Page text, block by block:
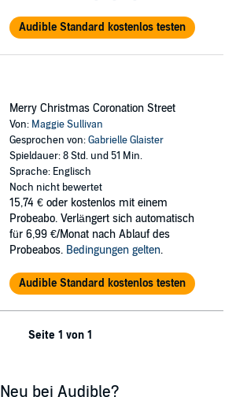
Audible Standard kostenlos testen
Merry Christmas Coronation Street
Von: Maggie Sullivan
Gesprochen von:Gabrielle Glaister
Spieldauer: 8 Std. und 51 Min.
Sprache: Englisch
Noch nicht bewertet
15,74 € oder kostenlos mit einem
Probeabo. Verlängert sich automatisch
für 6,99 €/Monat nach Ablauf des
Probeabos. Bedingungen gelten.
Audible Standard kostenlos testen
Seite 1 von 1
Neu bei Audible?